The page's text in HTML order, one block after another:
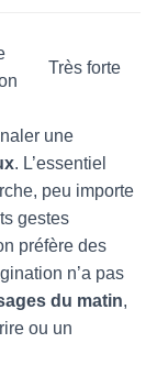
Très forte
une
. L’essentiel
peu importe
gestes
préfère des
n’a pas
du matin,
ou un